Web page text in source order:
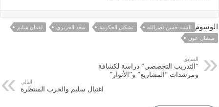
الوسوم السيد حسن نصرالله تشكيل الحكومة سعد الحريري
لقمان سليم
ميشال عون
السابق
“التدريب التخصصي” دراسة لكشافة
ومرشدات “المشاريع” و”الأنوار”
التالي
اغتيال سليم والحرب المنتظرة